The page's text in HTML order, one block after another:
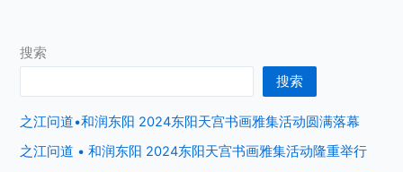
搜索
搜索
之江问道•和润东阳 2024东阳天宫书画雅集活动圆满落幕
之江问道 • 和润东阳 2024东阳天宫书画雅集活动隆重举行